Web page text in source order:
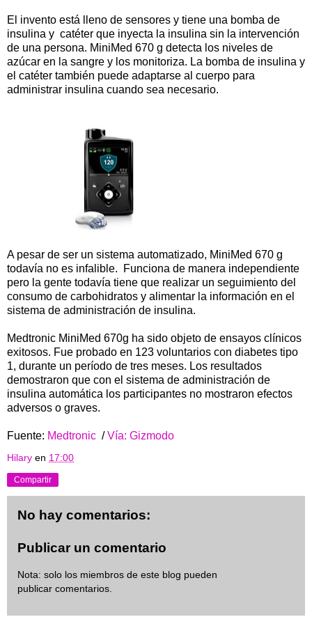
El invento está lleno de sensores y tiene una bomba de
insulina y catéter que inyecta la insulina sin la intervención
de una persona. MiniMed 670 g detecta los niveles de
azúcar en la sangre y los monitoriza. La bomba de insulina y
el catéter también puede adaptarse al cuerpo para
administrar insulina cuando sea necesario.
A pesar de ser un sistema automatizado, MiniMed 670 g
todavía no es infalible. Funciona de manera independiente
pero la gente todavía tiene que realizar un seguimiento del
consumo de carbohidratos y alimentar la información en el
sistema de administración de insulina.
Medtronic MiniMed 670g ha sido objeto de ensayos clínicos
exitosos. Fue probado en 123 voluntarios con diabetes tipo
1, durante un período de tres meses. Los resultados
demostraron que con el sistema de administración de
insulina automática los participantes no mostraron efectos
adversos o graves.
Fuente: Medtronic /Vía: Gizmodo
Hilary en 17:00
Compartir
No hay comentarios:
Publicar un comentario
Nota: solo los miembros de este blog pueden
publicar comentarios.